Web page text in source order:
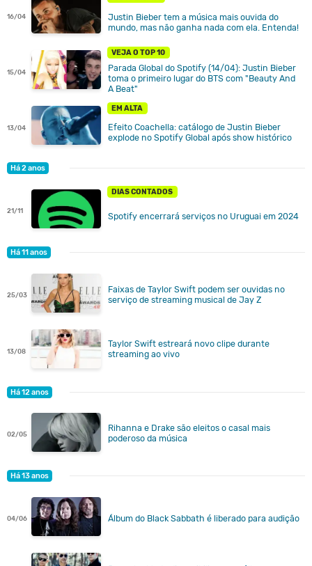
16/04
Justin Bieber tem a música mais ouvida do
mundo, mas não ganha nada com ela. Entenda!
15/04
VEJA O TOP 10
Parada Global do Spotify (14/04): Justin Bieber
toma o primeiro lugar do BTS com "Beauty And
A Beat"
13/04
EM ALTA
Efeito Coachella: catálogo de Justin Bieber
explode no Spotify Global após show histórico
Há 2 anos
21/11
DIAS CONTADOS
Spotify encerrará serviços no Uruguai em 2024
Há 11 anos
25/03
Faixas de Taylor Swift podem ser ouvidas no
serviço de streaming musical de Jay Z
13/08
Taylor Swift estreará novo clipe durante
streaming ao vivo
Há 12 anos
02/05
Rihanna e Drake são eleitos o casal mais
poderoso da música
Há 13 anos
04/06 Álbum do Black Sabbath é liberado para audição